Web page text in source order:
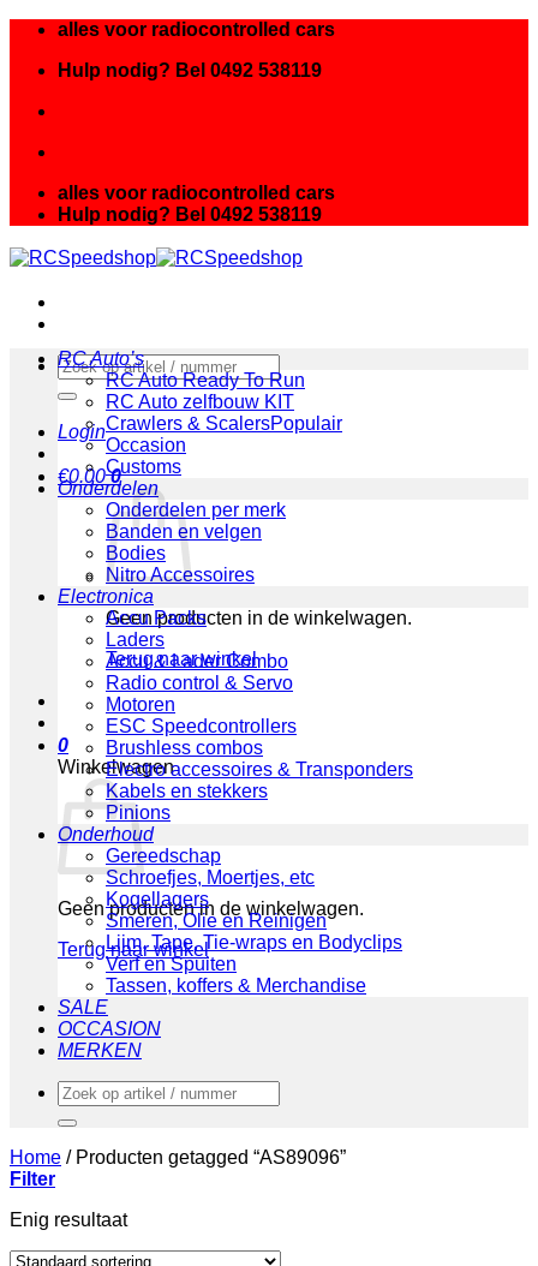
inhoud
alles voor radiocontrolled cars
Hulp nodig? Bel 0492 538119
alles voor radiocontrolled cars
Hulp nodig? Bel 0492 538119
Zoeken
naar:
Login
€0.00 0
Geen producten in de winkelwagen.
Terug naar winkel
0
Winkelwagen
Geen producten in de winkelwagen.
Terug naar winkel
RC Auto’s
RC Auto Ready To Run
RC Auto zelfbouw KIT
Crawlers & Scalers
Occasion
Customs
Onderdelen
Onderdelen per merk
Banden en velgen
Bodies
Nitro Accessoires
Electronica
Accu Packs
Laders
Accu & Lader Combo
Radio control & Servo
Motoren
ESC Speedcontrollers
Brushless combos
Electro accessoires & Transponders
Kabels en stekkers
Pinions
Onderhoud
Gereedschap
Schroefjes, Moertjes, etc
Kogellagers
Smeren, Olie en Reinigen
Lijm, Tape, Tie-wraps en Bodyclips
Verf en Spuiten
Tassen, koffers & Merchandise
SALE
OCCASION
MERKEN
Zoeken
naar:
Home /Producten getagged “AS89096”
Filter
Enig resultaat